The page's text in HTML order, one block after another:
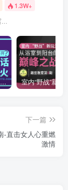
1.3W+
床上脏话如何用语言点燃TA的浴望？
下一篇
-直击女人心重燃
激情